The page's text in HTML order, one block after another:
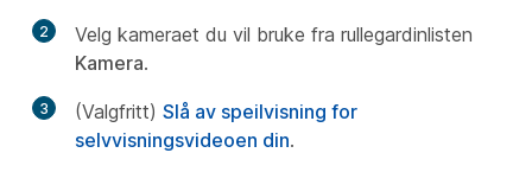
2
Velg kameraet du vil bruke fra rullegardinlisten
Kamera.
3 (Valgfritt) Slå av speilvisning for
selvvisningsvideoen din.